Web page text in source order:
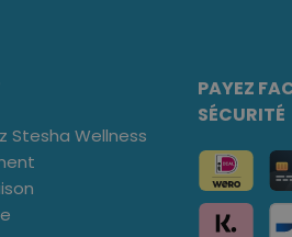
Stesha Wellness
PAYEZ
SÉCURITÉ